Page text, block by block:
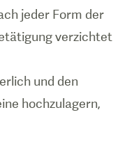
jeder Form der
verzichtet
und den
hochzulagern,